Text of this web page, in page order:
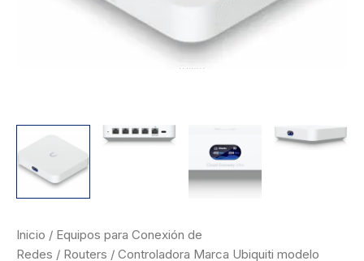
Inicio / Equipos para Conexión de
Redes / Routers / Controladora Marca Ubiquiti modelo